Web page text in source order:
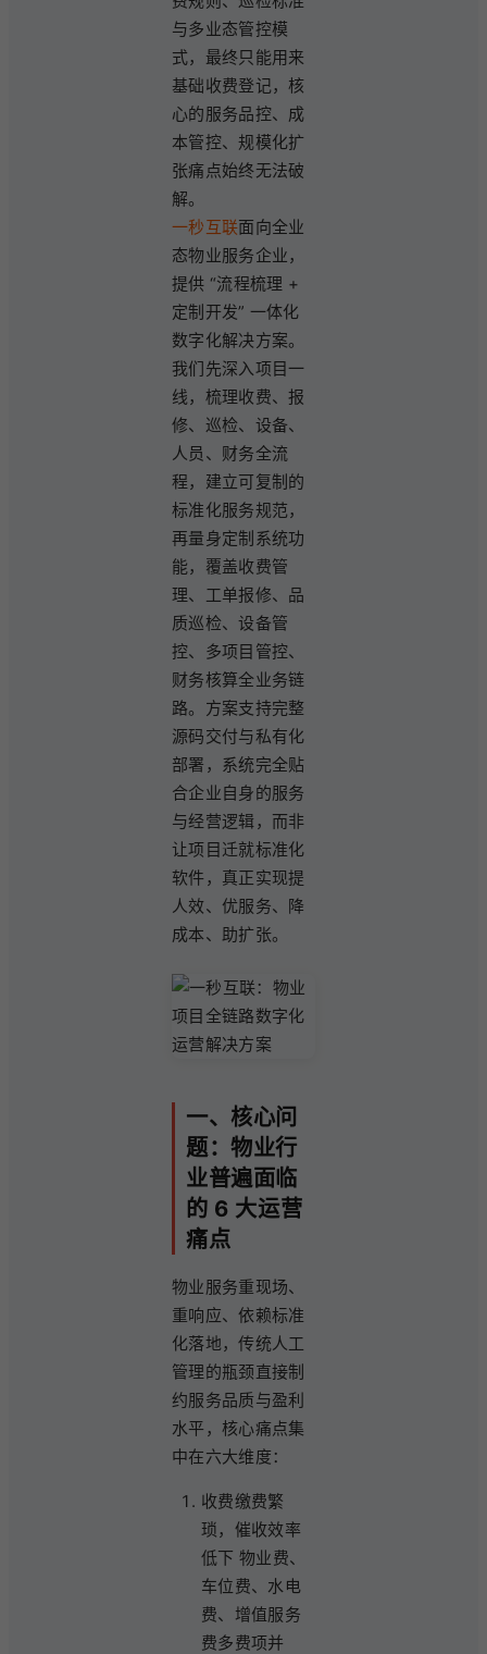
与多业态管控模
式，最终只能用来
基础收费登记，核
心的服务品控、成
本管控、规模化扩
张痛点始终无法破
解。
一秒互联面向全业
态物业服务企业，
提供 “流程梳理 +
定制开发” 一体化
数字化解决方案。
我们先深入项目一
线，梳理收费、报
修、巡检、设备、
人员、财务全流
程，建立可复制的
标准化服务规范，
再量身定制系统功
能，覆盖收费管
理、工单报修、品
质巡检、设备管
控、多项目管控、
财务核算全业务链
路。方案支持完整
源码交付与私有化
部署，系统完全贴
合企业自身的服务
与经营逻辑，而非
让项目迁就标准化
软件，真正实现提
人效、优服务、降
成本、助扩张。
一、核心问
题：物业行
业普遍面临
的 6 大运营
痛点
物业服务重现场、
重响应、依赖标准
化落地，传统人工
管理的瓶颈直接制
约服务品质与盈利
水平，核心痛点集
中在六大维度：
收费缴费繁
琐，催收效率
低下 物业费、
车位费、水电
费、增值服务
费多费项并